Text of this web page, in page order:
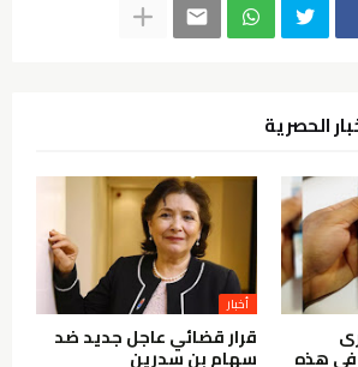
الحصرية
في هذه
أخبار
قرار قضائي عاجل جديد ضد
سهام بن سدرين